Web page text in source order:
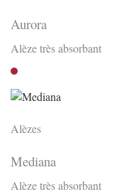
Aurora
Alèze très absorbant
Bordeaux
Alèzes
Mediana
Alèze très absorbant